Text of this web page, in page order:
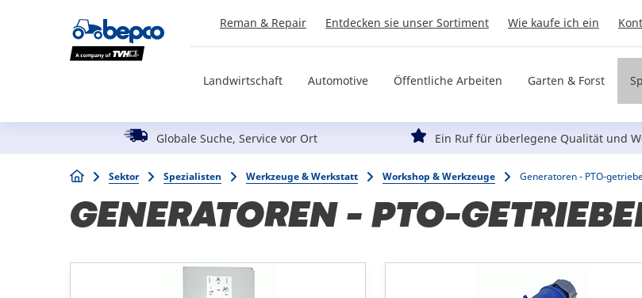
Reman & Repair Entdecken sie unser Sortiment Wie kaufe ich ein
Landwirtschaft Automotive Öffentliche Arbeiten Garten & Forst
Globale Suche, Service vor Ort Ein Ruf für überlegene Qualität und
Breadcrumb
Sektor Spezialisten Werkzeuge & Werkstatt Workshop & Werkzeuge Generatoren - PTO-
GENERATOREN - PTO-